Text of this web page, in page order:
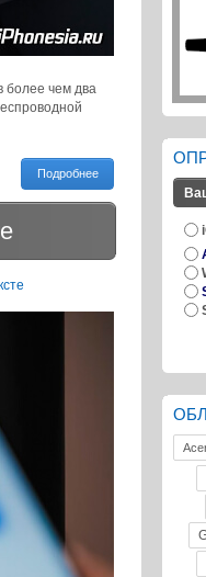
более чем два
Подробнее